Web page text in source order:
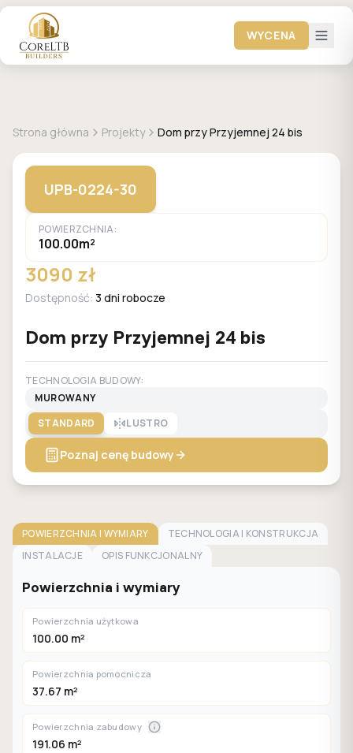
WYCENA
Strona główna Projekty Dom przy Przyjemnej 24 bis
UPB-0224-30
POWIERZCHNIA:
100.00m²
3090 zł
Dostępność: 3 dni robocze
Dom przy Przyjemnej 24 bis
TECHNOLOGIA BUDOWY:
MUROWANY
STANDARD
LUSTRO
Poznaj cenę budowy
POWIERZCHNIA I WYMIARY
TECHNOLOGIA I KONSTRUKCJA
INSTALACJE
OPIS FUNKCJONALNY
Powierzchnia i wymiary
Powierzchnia użytkowa
100.00 m²
Powierzchnia pomocnicza
37.67 m²
Powierzchnia zabudowy
191.06 m²